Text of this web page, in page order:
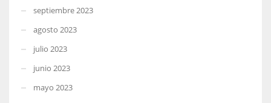
septiembre 2023
agosto 2023
julio 2023
junio 2023
mayo 2023